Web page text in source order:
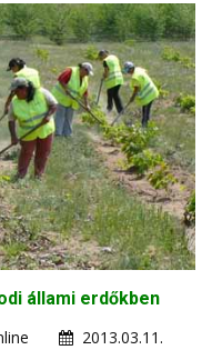
állami erdőkben
2013.03.11.